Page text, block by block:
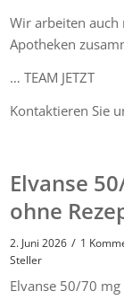
Wir arbeiten
Apotheken
… TEAM JETZT
Kontaktieren Sie
Elvanse
ohne
2. Juni 2026 / 1
Steller
Elvanse 50/70